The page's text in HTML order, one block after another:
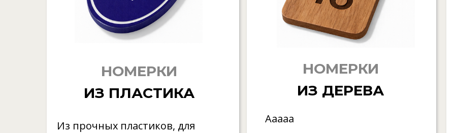
НОМЕРКИ
ИЗ ПЛАСТИКА
Из прочных пластиков, для
НОМЕРКИ
ИЗ ДЕРЕВА
Ааааа